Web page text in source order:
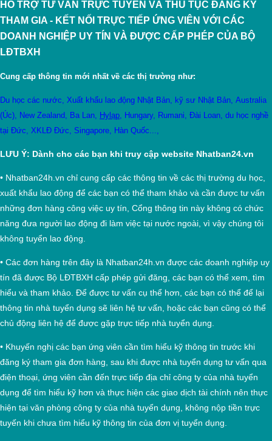
HỖ TRỢ TƯ VẤN TRỰC TUYẾN VÀ THỦ TỤC ĐĂNG KÝ
THAM GIA - KẾT NỐI TRỰC TIẾP ỨNG VIÊN VỚI CÁC
DOANH NGHIỆP UY TÍN VÀ ĐƯỢC CẤP PHÉP CỦA BỘ
LĐTBXH
Cung cấp thông tin mới nhất về các thị trường như:
Du học các nước Xuất khẩu lao động Nhật Bản kỹ sư Nhật Bản Australia
(Úc)
New Zealand Ba Lan Hylạp Hungary, Rumani Đài Loan du học nghề
tại Đức
XKLĐ Đức Singapore Hàn Quốc
LƯU Ý: Dành cho các bạn khi truy cập website Nhatban24.vn
• Nhatban24h.vn chỉ cung cấp các thông tin về các thị trường du học,
xuất khẩu lao động để các bạn có thể tham khảo và cần được tư vấn
những đơn hàng công việc uy tín, Cổng thông tin này không có chức
năng đưa người lao động đi làm việc tại nước ngoài, vì vậy chúng tôi
không tuyển lao động.
• Các đơn hàng trên đây là Nhatban24h.vn được các doanh nghiệp uy
tín đã được Bộ LĐTBXH cấp phép gửi đăng, các bạn có thể xem, tìm
hiểu và tham khảo. Để được tư vấn cụ thể hơn, các bạn có thể để lại
thông tin nhà tuyển dụng sẽ liên hệ tư vấn, hoặc các bạn cũng có thể
chủ động liên hệ để được gặp trực tiếp nhà tuyển dụng.
• Khuyến nghị các bạn ứng viên cần tìm hiểu kỹ thông tin trước khi
đăng ký tham gia đơn hàng, sau khi được nhà tuyển dụng tư vấn qua
điện thoại, ứng viên cần đến trực tiếp địa chỉ công ty của nhà tuyển
dụng để tìm hiểu kỹ hơn và thực hiện các giao dịch tài chính nên thực
hiện tại văn phòng công ty của nhà tuyển dụng, không nộp tiền trực
tuyến khi chưa tìm hiểu kỹ thông tin của đơn vị tuyển dụng.